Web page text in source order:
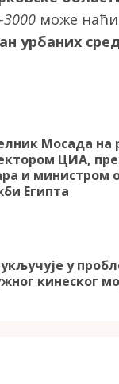
може наћи
урбаних
Мосада на
ЦИА,
и министром
Египта
укључује у
кинеског